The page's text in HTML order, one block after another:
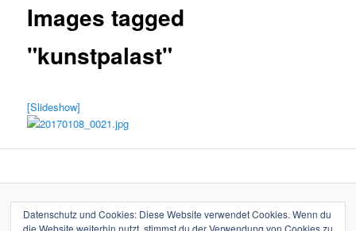
Images tagged
"kunstpalast"
[Slideshow]
Stolz präsentiert von WordPress
Datenschutz und Cookies: Diese Website verwendet Cookies. Wenn du
die Website weiterhin nutzt, stimmst du der Verwendung von Cookies zu.